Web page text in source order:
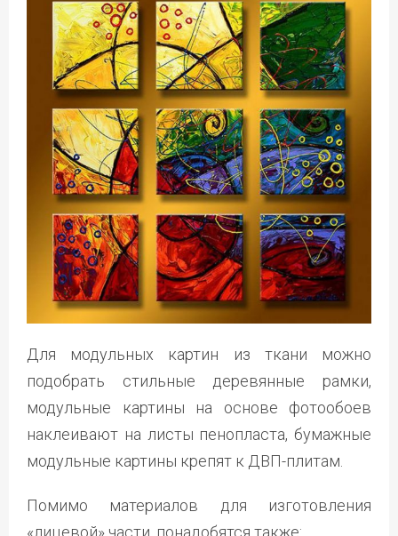
Для модульных картин из ткани можно
подобрать стильные деревянные рамки,
модульные картины на основе фотообоев
наклеивают на листы пенопласта, бумажные
модульные картины крепят к ДВП-плитам.
Помимо материалов для изготовления
«лицевой» части, понадобятся также: